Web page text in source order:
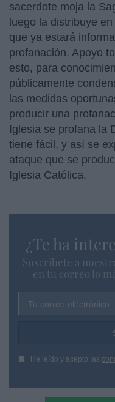
sacerdote moja la
luego la distribuye
que ya estará
profanación. Apoyo
esto, para
públicamente
las medidas
producir una
Iglesia se profana la
tiene fácil, y así se
ataque que se
Iglesia Católica.
¿Te ha
Suscríbete a
en tu correo lo
Tu correo electrónico...
He leído y acepto las